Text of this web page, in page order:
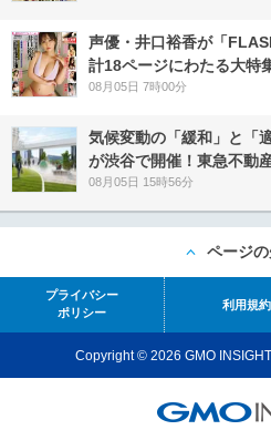
声優・井口裕香が「
計18ページにわたる大特
08月05日 7時00分
気候変動の「緩和」と「
が渋谷で開催！東急不動
08月05日 15時56分
ページ
プライバシー
ポリシー
利用規約
Copyright © 2026 GMO